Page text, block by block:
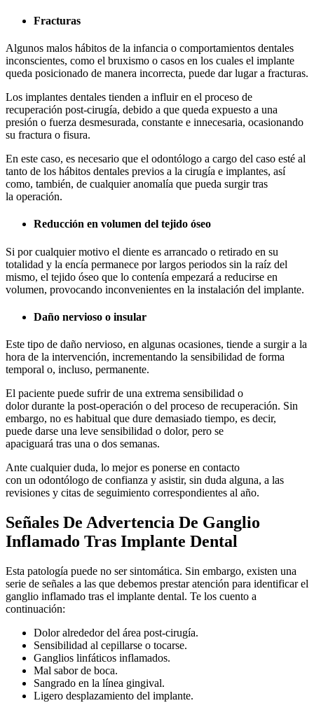
Fracturas
Algunos malos hábitos de la infancia o comportamientos dentales
inconscientes, como el bruxismo o casos en los cuales el implante
queda posicionado de manera incorrecta, puede dar lugar a fracturas.
Los implantes dentales tienden a influir en el proceso de
recuperación post-cirugía, debido a que queda expuesto a una
presión o fuerza desmesurada, constante e innecesaria, ocasionando
su fractura o fisura.
En este caso, es necesario que el odontólogo a cargo del caso esté al
tanto de los hábitos dentales previos a la cirugía e implantes, así
como, también, de cualquier anomalía que pueda surgirtras
la operación.
Reducción en volumen del tejido óseo
Si por cualquier motivo el diente es arrancado o retirado en su
totalidad y la encía permanece por largos periodos sin la raíz del
mismo, el tejido óseo que lo contenía empezará a reducirse en
volumen, provocando inconvenientes en la instalación del implante.
Daño nervioso o insular
Este tipo de daño nervioso, en algunas ocasiones, tiende a surgir a la
hora de la intervención, incrementando la sensibilidad de forma
temporal o, incluso, permanente.
El paciente puede sufrir de una extrema sensibilidad o
dolordurante la post-operación o del proceso de recuperación. Sin
embargo, no es habitual que dure demasiado tiempo, es decir,
puede darse una leve sensibilidad o dolor, pero se
apaciguará tras una o dos semanas.
Ante cualquier duda, lo mejor es ponerse en contacto
con un odontólogo de confianza y asistir, sin duda alguna, a las
revisiones y citas de seguimiento correspondientes al año.
Señales De Advertencia De Ganglio
Inflamado Tras Implante Dental
Esta patología puede no ser sintomática. Sin embargo, existen una
serie de señales a las que debemos prestar atención para identificar el
ganglio inflamado tras el implante dental. Te los cuento a
continuación:
Dolor alrededor del área post-cirugía.
Sensibilidad al cepillarse o tocarse.
Ganglios linfáticos inflamados.
Mal sabor de boca.
Sangrado en la línea gingival.
Ligero desplazamiento del implante.